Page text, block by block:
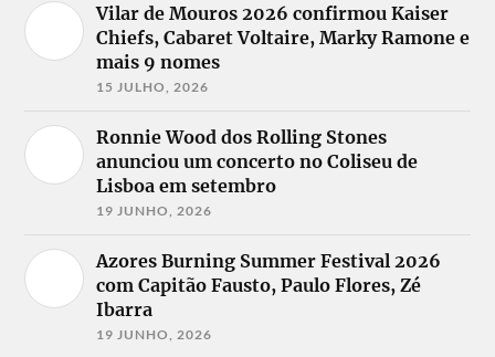
Vilar de Mouros 2026 confirmou Kaiser
Chiefs, Cabaret Voltaire, Marky Ramone e
mais 9 nomes
15 JULHO, 2026
Ronnie Wood dos Rolling Stones
anunciou um concerto no Coliseu de
Lisboa em setembro
19 JUNHO, 2026
Azores Burning Summer Festival 2026
com Capitão Fausto, Paulo Flores, Zé
Ibarra
19 JUNHO, 2026